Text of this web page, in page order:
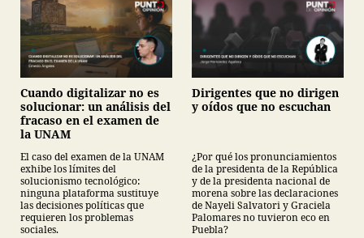
Cuando digitalizar no es
solucionar: un análisis del
fracaso en el examen de
la UNAM
El caso del examen de la UNAM
exhibe los límites del
solucionismo tecnológico:
ninguna plataforma sustituye
las decisiones políticas que
requieren los problemas
sociales.
Dirigentes que no dirigen
y oídos que no escuchan
¿Por qué los pronunciamientos
de la presidenta de la República
y de la presidenta nacional de
morena sobre las declaraciones
de Nayeli Salvatori y Graciela
Palomares no tuvieron eco en
Puebla?